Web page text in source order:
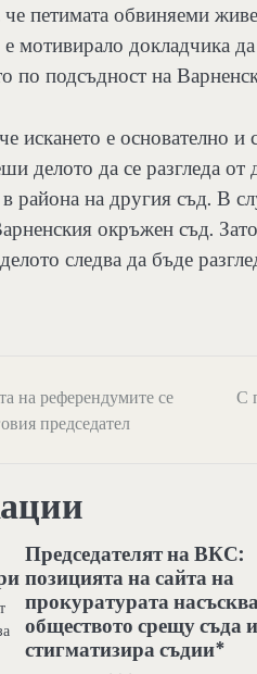
че петимата обвиняеми
мотивирало докладчика
по подсъдност на
искането е основателно
да се разгледа от
района на другия съд. В
окръжен съд.
следва да бъде
на референдумите се
председател
С
Председателят на ВКС:
позицията на сайта на
прокуратурата
обществото срещу съда и
стигматизира съдии*